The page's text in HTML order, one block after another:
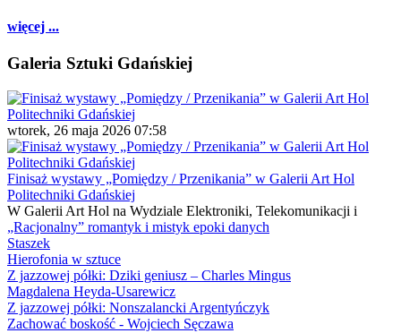
więcej ...
Galeria Sztuki Gdańskiej
wtorek, 26 maja 2026 07:58
Finisaż wystawy „Pomiędzy / Przenikania” w Galerii Art Hol
Politechniki Gdańskiej
W Galerii Art Hol na Wydziale Elektroniki, Telekomunikacji i
„Racjonalny” romantyk i mistyk epoki danych
Staszek
Hierofonia w sztuce
Z jazzowej półki: Dziki geniusz – Charles Mingus
Magdalena Heyda-Usarewicz
Z jazzowej półki: Nonszalancki Argentyńczyk
Zachować boskość - Wojciech Sęczawa